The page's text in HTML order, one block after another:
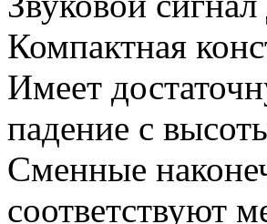
Компактная
Имеет
падение с
Сменные
соответствуют